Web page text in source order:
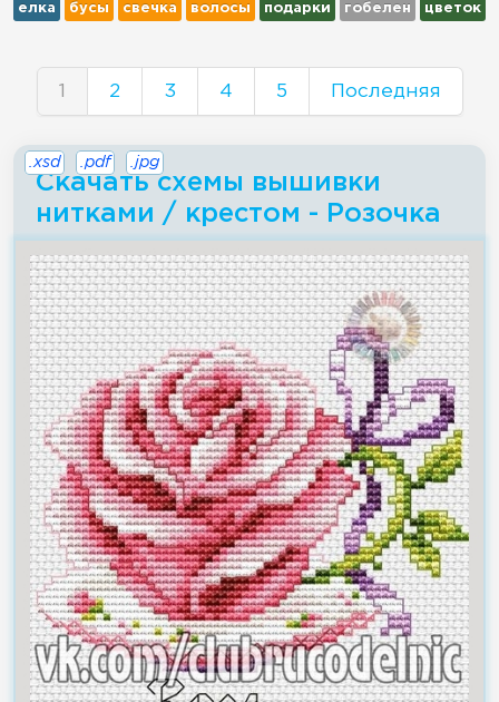
елка бусы свечка волосы подарки гобелен цветок
1 2 3 4 5 Последняя
Скачать схемы вышивки
нитками / крестом - Розочка
.xsd .pdf .jpg